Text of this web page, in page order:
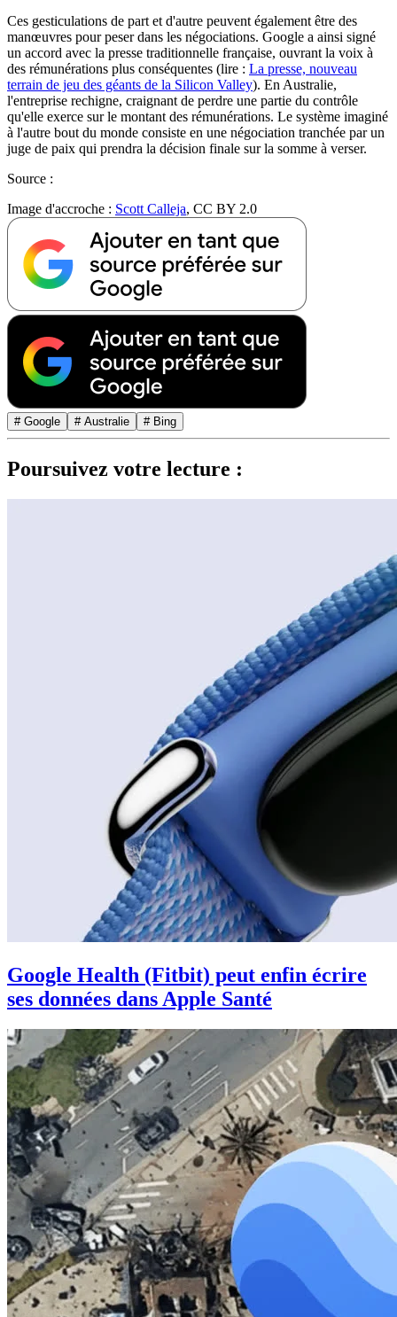
Ces gesticulations de part et d'autre peuvent également être des
manœuvres pour peser dans les négociations. Google a ainsi signé
un accord avec la presse traditionnelle française, ouvrant la voix à
des rémunérations plus conséquentes (lire : La presse, nouveau
terrain de jeu des géants de la Silicon Valley). En Australie,
l'entreprise rechigne, craignant de perdre une partie du contrôle
qu'elle exerce sur le montant des rémunérations. Le système imaginé
à l'autre bout du monde consiste en une négociation tranchée par un
juge de paix qui prendra la décision finale sur la somme à verser.
Source :
Image d'accroche : Scott Calleja, CC BY 2.0
# Google # Australie # Bing
Poursuivez votre lecture :
Google Health (Fitbit) peut enfin écrire
ses données dans Apple Santé